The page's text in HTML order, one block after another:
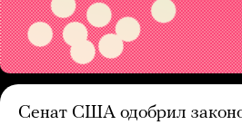
Сенат США одобрил